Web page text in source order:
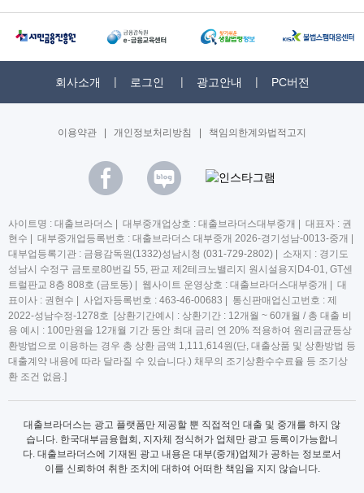
회사소개 로그인 광고안내 PC버전
이용약관 | 개인정보처리방침 | 책임의한계와법적고지
사이트명 : 대출브라더스 | 대부중개업상호 : 대출브라더스대부중개 | 대표자 : 권
현수 | 대부중개업등록번호 : 대출브라더스 대부중개 2026-경기성남-0013-중개 |
대부업등록기관 : 금융감독원(1332)성남시청 (031-729-2802) | 소재지 : 경기도
성남시 수정구 금토로80번길 55, 판교 제2테크노밸리지 원시설용지D4-01, GT센
트럴판교 8층 808호 (금토동) | 웹사이트 운영상호 : 대출브라더스대부중개 | 대
표이사 : 권현수 | 사업자등록번호 : 463-46-00683 | 통신판매업신고번호 : 제
2022-성남수정-1278호 [상환기간예시 : 상환기간 : 12개월 ~ 60개월 / 총 대출 비
용 예시 : 100만원을 12개월 기간 동안 최대 금리 연 20% 적용하여 원리금균등상
환방법으로 이용하는 경우 총 상환 금액 1,111,614원(단, 대출상품 및 상환방법 등
대출계약 내용에 따라 달라질 수 있습니다.) 채무의 조기상환수수료율 등 조기상
환 조건 없음.]
대출브라더스는 광고 플랫폼만 제공할 뿐 직접적인 대출 및 중개를 하지 않
습니다. 한국대부금융협회, 지자체 정식허가 업체만 광고 등록이가능합니
다. 대출브라더스에 기재된 광고 내용은 대부(중개)업체가 공하는 정보로서
이를 신뢰하여 취한 조치에 대하여 어떠한 책임을 지지 않습니다.